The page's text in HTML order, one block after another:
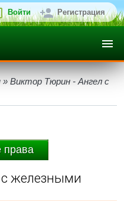
Войти Регистрация
» Виктор Тюрин - Ангел с
права
железными